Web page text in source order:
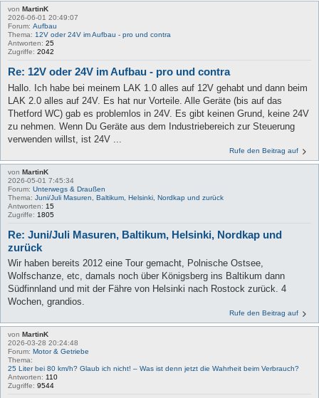
von MartinK
2026-06-01 20:49:07
Forum: Aufbau
Thema: 12V oder 24V im Aufbau - pro und contra
Antworten: 25
Zugriffe: 2042
Re: 12V oder 24V im Aufbau - pro und contra
Hallo. Ich habe bei meinem LAK 1.0 alles auf 12V gehabt und dann beim
LAK 2.0 alles auf 24V. Es hat nur Vorteile. Alle Geräte (bis auf das
Thetford WC) gab es problemlos in 24V. Es gibt keinen Grund, keine 24V
zu nehmen. Wenn Du Geräte aus dem Industriebereich zur Steuerung
verwenden willst, ist 24V ...
Rufe den Beitrag auf
von MartinK
2026-05-01 7:45:34
Forum: Unterwegs & Draußen
Thema: Juni/Juli Masuren, Baltikum, Helsinki, Nordkap und zurück
Antworten: 15
Zugriffe: 1805
Re: Juni/Juli Masuren, Baltikum, Helsinki, Nordkap und
zurück
Wir haben bereits 2012 eine Tour gemacht, Polnische Ostsee,
Wolfschanze, etc, damals noch über Königsberg ins Baltikum dann
Südfinnland und mit der Fähre von Helsinki nach Rostock zurück. 4
Wochen, grandios.
Rufe den Beitrag auf
von MartinK
2026-03-28 20:24:48
Forum: Motor & Getriebe
Thema:
25 Liter bei 80 km/h? Glaub ich nicht! – Was ist denn jetzt die Wahrheit beim Verbrauch?
Antworten: 110
Zugriffe: 9544